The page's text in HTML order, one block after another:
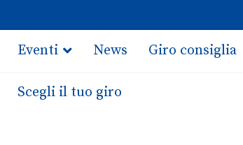
Eventi News Giro consiglia
Scegli il tuo giro